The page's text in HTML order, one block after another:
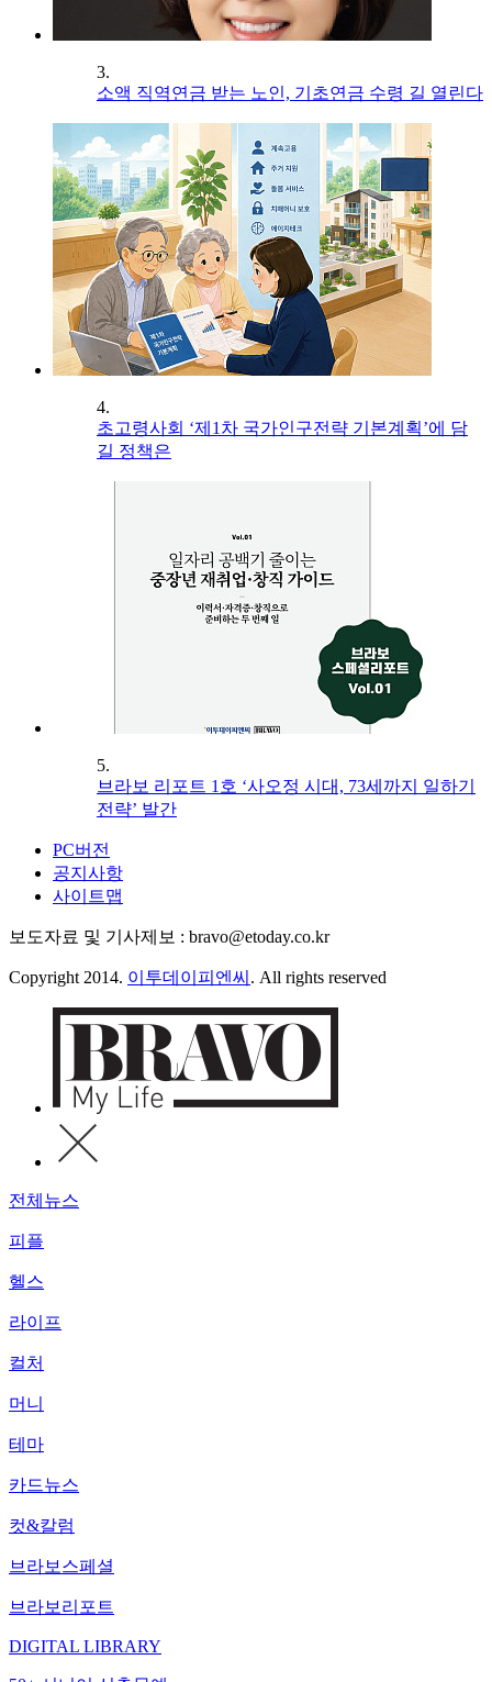
3.
소액 직역연금 받는 노인, 기초연금 수령 길 열린다
4.
초고령사회 ‘제1차 국가인구전략 기본계획’에 담
길 정책은
5.
브라보 리포트 1호 ‘사오정 시대, 73세까지 일하기
전략’ 발간
PC버전
공지사항
사이트맵
보도자료 및 기사제보 : bravo@etoday.co.kr
Copyright 2014. 이투데이피엔씨 . All rights reserved
전체뉴스
피플
헬스
라이프
컬처
머니
테마
카드뉴스
컷&칼럼
브라보스페셜
브라보리포트
DIGITAL LIBRARY